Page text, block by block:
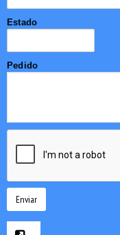
Estado
Pedido
Enviar